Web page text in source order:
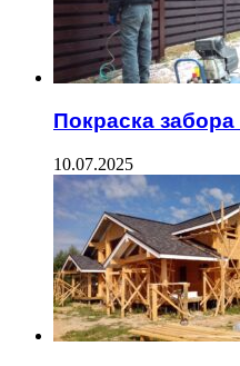
Покраска забора
10.07.2025